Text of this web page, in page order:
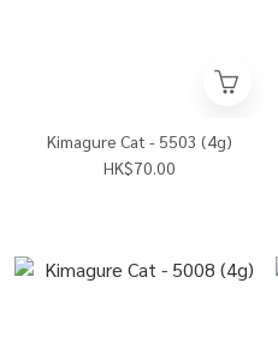
Kimagure Cat - 5503 (4g)
HK$70.00